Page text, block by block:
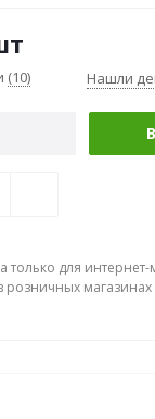
(10) Нашли
только для
розничных магазинах